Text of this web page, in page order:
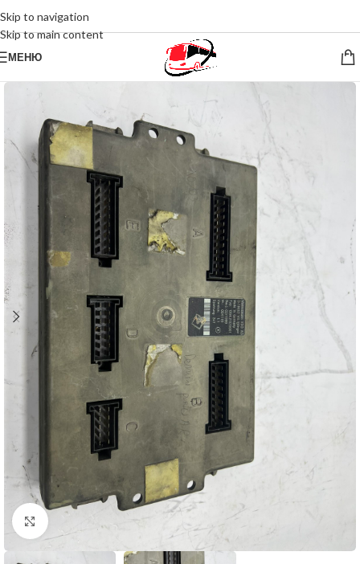
Skip to navigation
Skip to main content
МЕНЮ
Нажмите, чтобы увеличить